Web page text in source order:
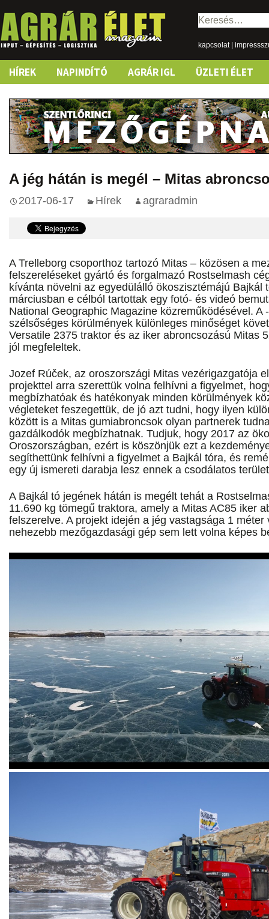
Keresés:
kapcsolat|
Skip
content
HÍREK NAPINDÍTÓ AGRÁR IGL ÜZLETI ÉLET
A jég hátán is megél – Mitas
2017-06-17 Hírek agraradmin
A Trelleborg csoporthoz tartozó Mitas – közösen a
felszereléseket gyártó és forgalmazó Rostselmash
kívánta növelni az egyedülálló ökoszisztémájú Bajkál
márciusban e célból tartottak egy fotó- és videó
National Geographic Magazine közreműködésével. A
szélsőséges körülmények különleges minőséget
Versatile 2375 traktor és az iker abroncsozású Mitas
jól megfeleltek.
Jozef Rúček, az oroszországi Mitas vezérigazgatója
projekttel arra szerettük volna felhívni a figyelmet,
megbízhatóak és hatékonyak minden körülmények
végleteket feszegettük, de jó azt tudni, hogy ilyen
között is a Mitas gumiabroncsok olyan partnerek
gazdálkodók megbízhatnak. Tudjuk, hogy 2017 az
Oroszországban, ezért is köszönjük ezt a
segíthettünk felhívni a figyelmet a Bajkál tóra, és
egy új ismereti darabja lesz ennek a csodálatos
A Bajkál tó jegének hátán is megélt tehát a
11.690 kg tömegű traktora, amely a Mitas AC85 iker
felszerelve. A projekt idején a jég vastagsága 1 méter
nehezebb mezőgazdasági gép sem lett volna képes